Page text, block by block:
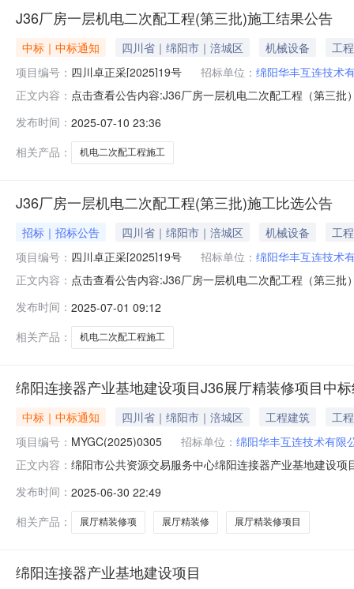
J36厂房一层机电二次配工程(第三批)施工结果公告
中标｜中标通知 四川省｜绵阳市｜涪城区 机械设备
工程
项目编号： 四川卓正采[2025]19号 招标单位： 绵阳华丰互连技术
正文内容： 点击查看公告内容:J36厂房一层机电二次配工程（第三
有限公司：报价：25.6万元；第三中标候选人：浩龙天
限公司
发布时间： 2025-07-10 23:36
相关产品：
机电二次配工程施工
J36厂房一层机电二次配工程(第三批)施工比选公告
招标｜招标公告 四川省｜绵阳市｜涪城区 机械设备
工程
项目编号： 四川卓正采[2025]19号 招标单位： 绵阳华丰互连技术
正文内容： 点击查看公告内容:J36厂房一层机电二次配工程（第三
为绵阳华丰互连技术有限公司。本项目已具备招标条件
的：(001）J
发布时间： 2025-07-01 09:12
相关产品：
机电二次配工程施工
绵阳连接器产业基地建设项目J36展厅精装修项目中
中标｜中标通知 四川省｜绵阳市｜涪城区 工程建筑
工程
项目编号： MYGC(2025)0305 招标单位： 绵阳华丰互连技术有限
正文内容： 绵阳市公共资源交易服务中心绵阳连接器产业基地建设
段（包）编号标段（包）名称中标单位项目经理中标价
发布时间： 2025-06-30 22:49
相关产品：
展厅精装修项 展厅精装修 展厅精装修项目
绵阳连接器产业基地建设项目